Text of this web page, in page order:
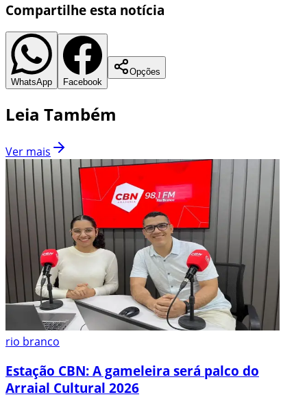
Compartilhe esta notícia
WhatsApp Facebook
Opções
Leia Também
Ver mais
rio branco
Estação CBN: A gameleira será palco do
Arraial Cultural 2026